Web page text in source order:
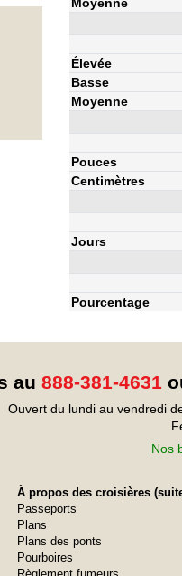
Élevée
Basse
Moyenne
Pouces
Centimètres
Jours
Pourcentage
au 888-381-4631
Ouvert du lundi au vendredi
Nos
À propos des croisières
Passeports
Plans
Plans des ponts
Pourboires